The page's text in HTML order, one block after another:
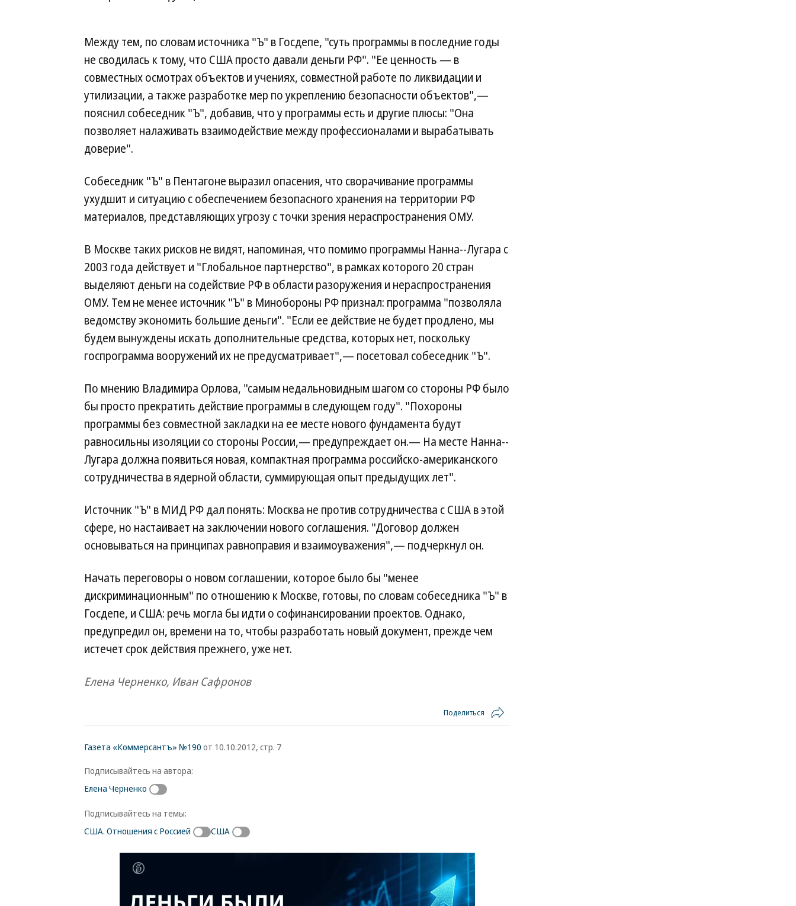
Между тем, по словам источника "Ъ" в Госдепе, "суть программы в последние годы
не сводилась к тому, что США просто давали деньги РФ". "Ее ценность — в
совместных осмотрах объектов и учениях, совместной работе по ликвидации и
утилизации, а также разработке мер по укреплению безопасности объектов",—
пояснил собеседник "Ъ", добавив, что у программы есть и другие плюсы: "Она
позволяет налаживать взаимодействие между профессионалами и вырабатывать
доверие".
Собеседник "Ъ" в Пентагоне выразил опасения, что сворачивание программы
ухудшит и ситуацию с обеспечением безопасного хранения на территории РФ
материалов, представляющих угрозу с точки зрения нераспространения ОМУ.
В Москве таких рисков не видят, напоминая, что помимо программы Нанна--Лугара с
2003 года действует и "Глобальное партнерство", в рамках которого 20 стран
выделяют деньги на содействие РФ в области разоружения и нераспространения
ОМУ. Тем не менее источник "Ъ" в Минобороны РФ признал: программа "позволяла
ведомству экономить большие деньги". "Если ее действие не будет продлено, мы
будем вынуждены искать дополнительные средства, которых нет, поскольку
госпрограмма вооружений их не предусматривает",— посетовал собеседник "Ъ".
По мнению Владимира Орлова, "самым недальновидным шагом со стороны РФ было
бы просто прекратить действие программы в следующем году". "Похороны
программы без совместной закладки на ее месте нового фундамента будут
равносильны изоляции со стороны России,— предупреждает он.— На месте Нанна--
Лугара должна появиться новая, компактная программа российско-американского
сотрудничества в ядерной области, суммирующая опыт предыдущих лет".
Источник "Ъ" в МИД РФ дал понять: Москва не против сотрудничества с США в этой
сфере, но настаивает на заключении нового соглашения. "Договор должен
основываться на принципах равноправия и взаимоуважения",— подчеркнул он.
Начать переговоры о новом соглашении, которое было бы "менее
дискриминационным" по отношению к Москве, готовы, по словам собеседника "Ъ" в
Госдепе, и США: речь могла бы идти о софинансировании проектов. Однако,
предупредил он, времени на то, чтобы разработать новый документ, прежде чем
истечет срок действия прежнего, уже нет.
Елена Черненко, Иван Сафронов
Поделиться
Газета «Коммерсантъ» №190 от 10.10.2012, стр. 7
Подписывайтесь на автора:
Елена Черненко
Подписывайтесь на темы:
США. Отношения с Россией
США